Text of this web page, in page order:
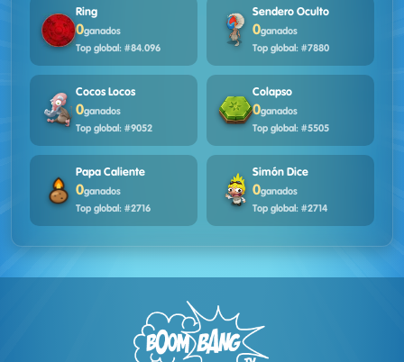
Ring
0ganados
Top global: #84.096
Sendero Oculto
0ganados
Top global: #7880
Cocos Locos
0ganados
Top global: #9052
Colapso
0ganados
Top global: #5505
Papa Caliente
0ganados
Top global: #2716
Simón Dice
0ganados
Top global: #2714